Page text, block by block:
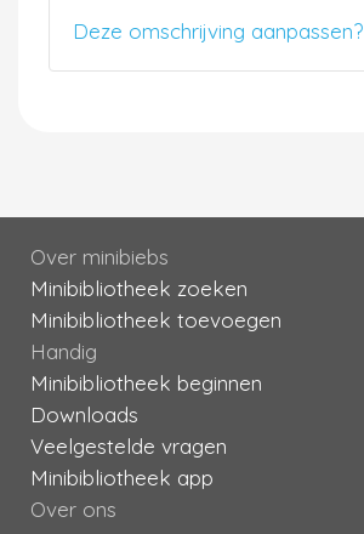
Deze omschrijving aanpassen?
Over minibiebs
Minibibliotheek zoeken
Minibibliotheek toevoegen
Handig
Minibibliotheek beginnen
Downloads
Veelgestelde vragen
Minibibliotheek app
Over ons